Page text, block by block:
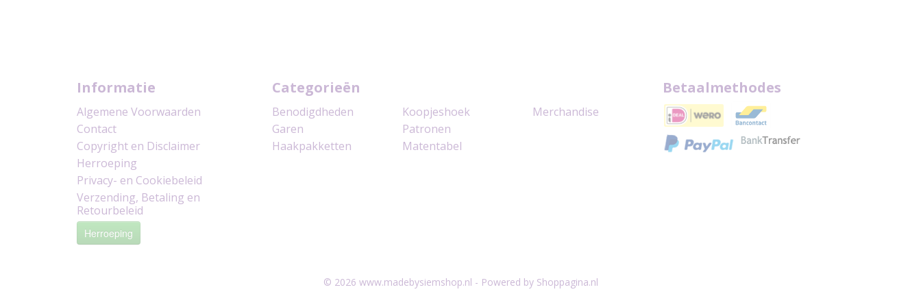
Informatie
Algemene Voorwaarden
Contact
Copyright en Disclaimer
Herroeping
Privacy- en Cookiebeleid
Verzending, Betaling en
Retourbeleid
Herroeping
Categorieën
Benodigdheden
Garen
Haakpakketten
Koopjeshoek
Patronen
Matentabel
Merchandise
Betaalmethodes
© 2026 www.madebysiemshop.nl - Powered by Shoppagina.nl